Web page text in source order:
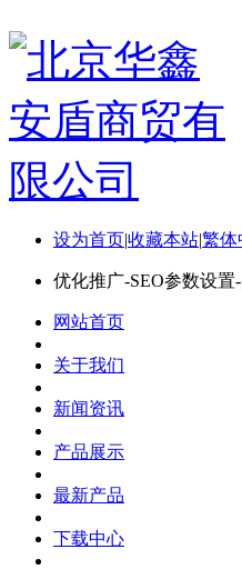
设为首页|收藏本站|繁体
优化推广-SEO参数设置
网站首页
关于我们
新闻资讯
产品展示
最新产品
下载中心